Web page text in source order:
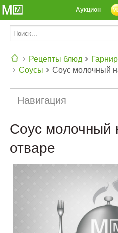
Аукцион
Рецепты блюд
Соусы
Соус молочный
Навигация
Соус молочный
отваре